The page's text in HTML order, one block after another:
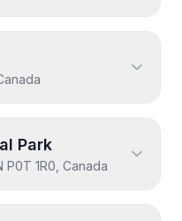
Park
P0T 1R0, Canada